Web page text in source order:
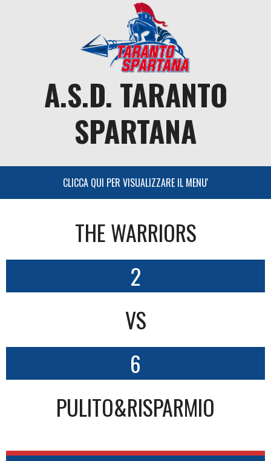
A.S.D. TARANTO
SPARTANA
THE WARRIORS
2
VS
6
PULITO&RISPARMIO